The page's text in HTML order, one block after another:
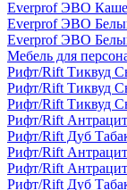
Everprof ЭВО
Everprof ЭВО
Everprof ЭВО
Мебель для
Рифт/Rift Тиквуд
Рифт/Rift Тиквуд
Рифт/Rift Тиквуд
Рифт/Rift
Рифт/Rift Дуб
Рифт/Rift
Рифт/Rift
Рифт/Rift Дуб